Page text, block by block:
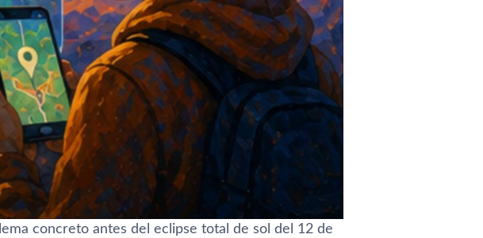
concreto antes del eclipse total de sol del 12 de